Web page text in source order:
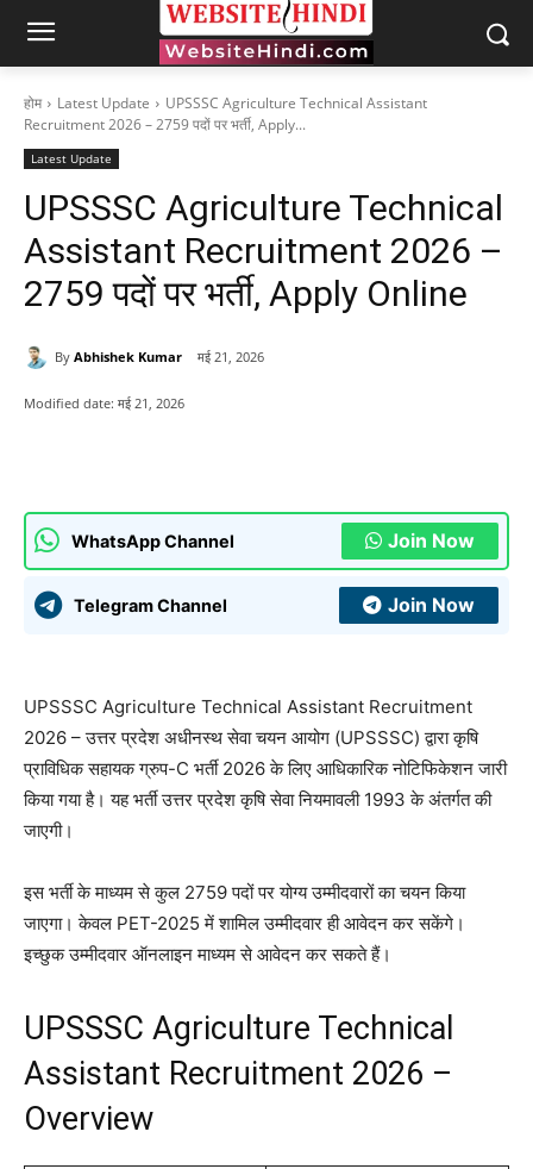
होम Latest Update
UPSSSC Agriculture Technical Assistant
Recruitment 2026 – 2759 पदों पर भर्ती, Apply...
Latest Update
UPSSSC Agriculture Technical
Assistant Recruitment 2026 –
2759 पदों पर भर्ती, Apply Online
By Abhishek Kumar मई 21, 2026
Modified date: मई 21, 2026
WhatsApp Channel Join Now
Telegram Channel Join Now
UPSSSC Agriculture Technical Assistant Recruitment
2026 – उत्तर प्रदेश अधीनस्थ सेवा चयन आयोग (UPSSSC) द्वारा कृषि
प्राविधिक सहायक ग्रुप-C भर्ती 2026 के लिए आधिकारिक नोटिफिकेशन जारी
किया गया है। यह भर्ती उत्तर प्रदेश कृषि सेवा नियमावली 1993 के अंतर्गत की
जाएगी।
इस भर्ती के माध्यम से कुल 2759 पदों पर योग्य उम्मीदवारों का चयन किया
जाएगा। केवल PET-2025 में शामिल उम्मीदवार ही आवेदन कर सकेंगे।
इच्छुक उम्मीदवार ऑनलाइन माध्यम से आवेदन कर सकते हैं।
UPSSSC Agriculture Technical
Assistant Recruitment 2026 –
Overview